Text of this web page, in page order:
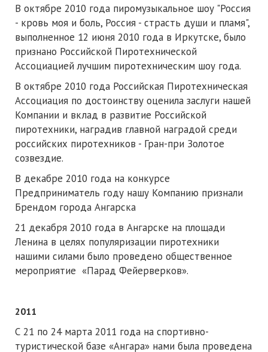
В октябре 2010 года пиромузыкальное шоу "Россия
- кровь моя и боль, Россия - страсть души и пламя",
выполненное 12 июня 2010 года в Иркутске, было
признано Российской Пиротехнической
Ассоциацией лучшим пиротехническим шоу года.
В октябре 2010 года Российская Пиротехническая
Ассоциация по достоинству оценила заслуги нашей
Компании и вклад в развитие Российской
пиротехники, наградив главной наградой среди
российских пиротехников - Гран-при Золотое
созвездие.
В декабре 2010 года на конкурсе
Предприниматель году нашу Компанию признали
Брендом города Ангарска
21 декабря 2010 года в Ангарске на площади
Ленина в целях популяризации пиротехники
нашими силами было проведено общественное
мероприятие «Парад Фейерверков».
2011
С 21 по 24 марта 2011 года на спортивно-
туристической базе «Ангара» нами была проведена